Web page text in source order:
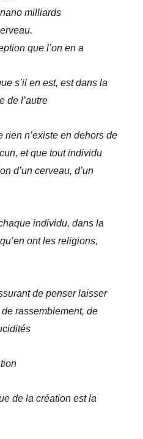
milliards
que l’on en a
s’il en est, est dans la
de l’autre
n’existe en dehors de
et que tout individu
d’un cerveau, d’un
individu, dans la
ont les religions,
de penser laisser
rassemblement, de
de la création est la